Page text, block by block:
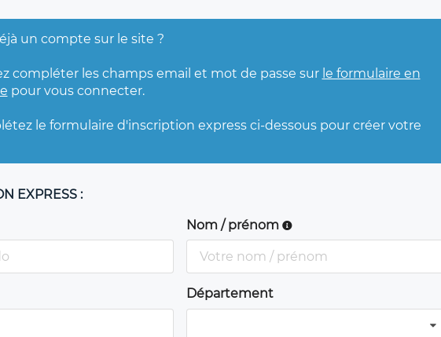
un compte sur le site ?
compléter les champs email et mot de passe sur le formulaire en
pour vous connecter.
le formulaire d'inscription express ci-dessous pour créer votre
EXPRESS :
Nom / prénom
Département